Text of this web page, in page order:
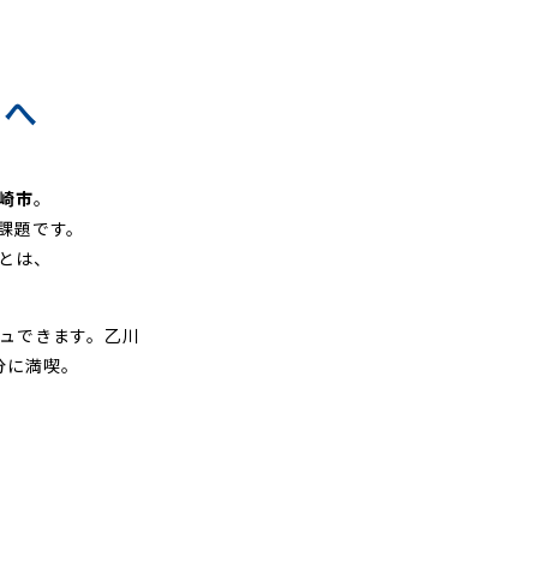
市。
題です。
は、
できます。乙川
満喫。